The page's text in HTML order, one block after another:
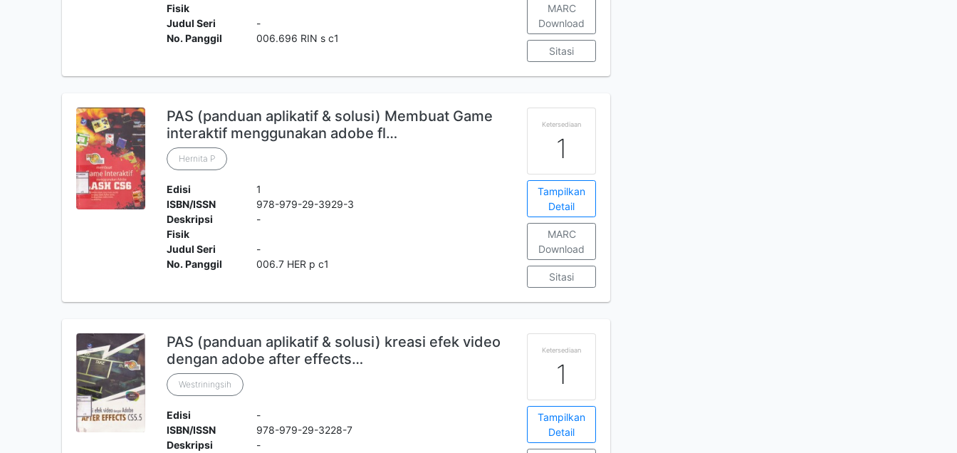
Fisik
Judul Seri
-
No. Panggil
006.696 RIN s c1
MARC
Download
Sitasi
PAS (panduan aplikatif & solusi) Membuat Game
interaktif menggunakan adobe fl…
Hernita P
Edisi
1
ISBN/ISSN
978-979-29-3929-3
Deskripsi
Fisik
-
Judul Seri
-
No. Panggil
006.7 HER p c1
Ketersediaan
1
Tampilkan
Detail
MARC
Download
Sitasi
PAS (panduan aplikatif & solusi) kreasi efek video
dengan adobe after effects…
Westriningsih
Edisi
-
ISBN/ISSN
978-979-29-3228-7
Deskripsi
-
Ketersediaan
1
Tampilkan
Detail